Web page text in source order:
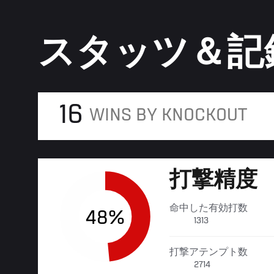
スタッツ＆記
16 WINS BY KNOCKOUT
48%
打撃精度
命中した有効打数
1313
打撃アテンプト数
2714